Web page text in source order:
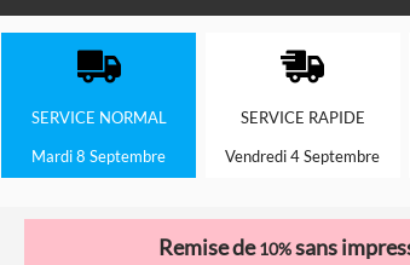
SERVICE NORMAL
Mardi 8 Septembre
SERVICE RAPIDE
Vendredi 4 Septembre
Remise de10%sans